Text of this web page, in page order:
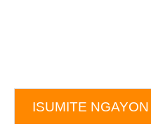
ISUMITE NGAYON